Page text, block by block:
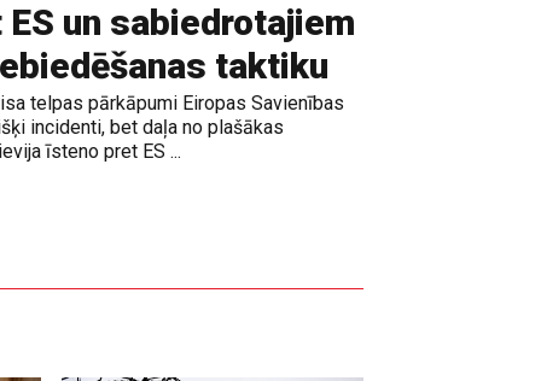
un sabiedrotajiem
taktiku
telpas pārkāpumi Eiropas Savienības
incidenti, bet daļa no plašākas
īsteno pret ES ...